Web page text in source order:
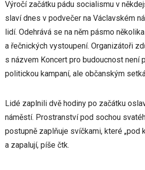
Výročí začátku pádu socialismu v
slaví dnes v podvečer na Václavském
lidí. Odehrává se na něm pásmo
a řečnických vystoupení. Organizátoři
s názvem Koncert pro budoucnost není
politickou kampaní, ale občanským
Lidé zaplnili dvě hodiny po začátku
náměstí. Prostranství pod sochou
postupně zaplňuje svíčkami, které „pod
a zapalují, píše čtk.